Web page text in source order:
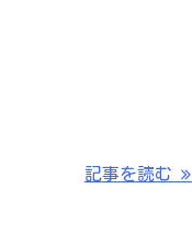
記事を読む